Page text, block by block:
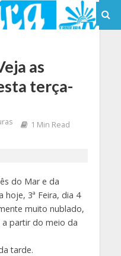
as
terça-
1 Min Read
do Mar e da
hoje, 3ª Feira, dia 4
muito nublado,
partir do meio da
tarde.